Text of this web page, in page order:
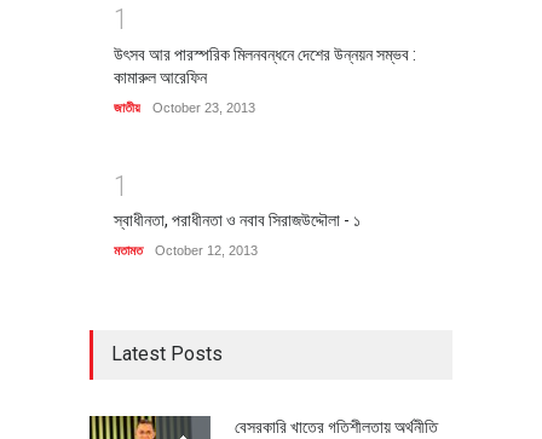
1
উৎসব আর পারস্পরিক মিলনবন্ধনে দেশের উন্নয়ন সম্ভব :
কামারুল আরেফিন
জাতীয় October 23, 2013
1
স্বাধীনতা, পরাধীনতা ও নবাব সিরাজউদ্দৌলা - ১
মতামত October 12, 2013
Latest Posts
বেসরকারি খাতের গতিশীলতায় অর্থনীতি